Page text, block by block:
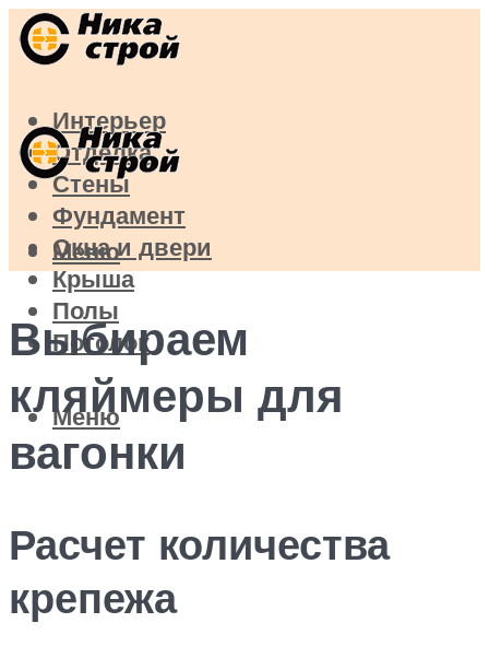
Интерьер
Отделка
Стены
Фундамент
Окна и двери
Крыша
Полы
Потолок
Меню
Меню
Выбираем
кляймеры для
вагонки
Расчет количества
крепежа